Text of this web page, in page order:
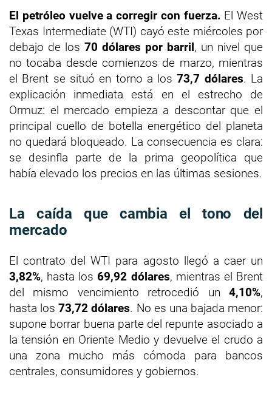
El petróleo vuelve a corregir con fuerza. El West
Texas Intermediate (WTI) cayó este miércoles por
debajo de los 70 dólares por barril, un nivel que
no tocaba desde comienzos de marzo, mientras
el Brent se situó en torno a los73,7 dólares. La
explicación inmediata está en el estrecho de
Ormuz: el mercado empieza a descontar que el
principal cuello de botella energético del planeta
no quedará bloqueado. La consecuencia es clara:
se desinfla parte de la prima geopolítica que
había elevado los precios en las últimas sesiones.
La caída que cambia el tono del
mercado
El contrato del WTI para agosto llegó a caer un
3,82%, hasta los 69,92 dólares, mientras el Brent
del mismo vencimiento retrocedió un 4,10%,
hasta los73,72 dólares. No es una bajada menor:
supone borrar buena parte del repunte asociado a
la tensión en Oriente Medio y devuelve el crudo a
una zona mucho más cómoda para bancos
centrales, consumidores y gobiernos.